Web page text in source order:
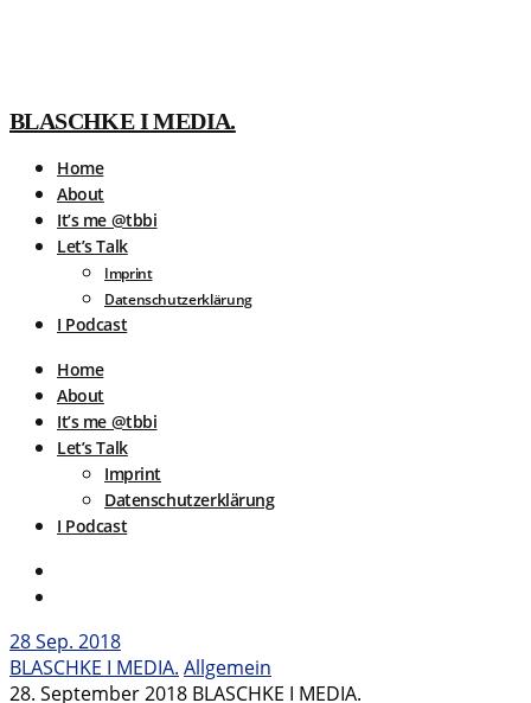
BLASCHKE I MEDIA.
Home
About
It’s me @tbbi
Let’s Talk
Imprint
Datenschutzerklärung
I Podcast
Home
About
It’s me @tbbi
Let’s Talk
Imprint
Datenschutzerklärung
I Podcast
28Sep. 2018
BLASCHKE I MEDIA. Allgemein
28. September 2018 BLASCHKE I MEDIA.